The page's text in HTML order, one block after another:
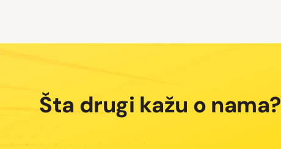
Šta drugi kažu o nama?